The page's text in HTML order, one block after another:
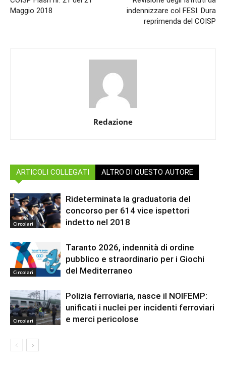
Maggio 2018
indennizzare col FESI. Dura
reprimenda del COISP
Redazione
ARTICOLI COLLEGATI ALTRO DI QUESTO AUTORE
Circolari
Rideterminata la graduatoria del
concorso per 614 vice ispettori
indetto nel 2018
Circolari
Taranto 2026, indennità di ordine
pubblico e straordinario per i Giochi
del Mediterraneo
Circolari
Polizia ferroviaria, nasce il NOIFEMP:
unificati i nuclei per incidenti ferroviari
e merci pericolose